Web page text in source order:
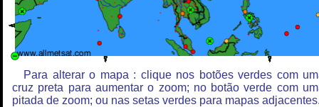
Para alterar o mapa : clique nos botões verdes com
cruz preta para aumentar o zoom; no botão verde com
pitada de zoom; ou nas setas verdes para mapas